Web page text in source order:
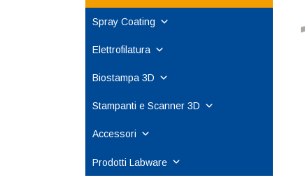
Spray Coating
Elettrofilatura
Biostampa 3D
Stampanti e Scanner 3D
Accessori
Prodotti Labware